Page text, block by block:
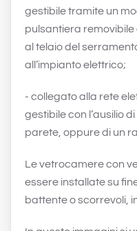
gestibile tramite un
pulsantiera
al telaio del
all’impianto elettrico;
- collegato alla rete
gestibile con l’ausilio
parete, oppure di un
Le vetrocamere con
essere installate su
battente o scorrevoli,